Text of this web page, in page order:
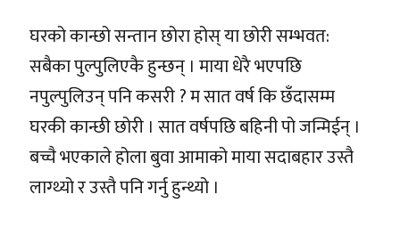
घरको कान्छो सन्तान छोरा होस् या छोरी सम्भवत:
सबैका पुल्पुलिएकै हुन्छन् । माया धेरै भएपछि
नपुल्पुलिउन् पनि कसरी ? म सात वर्ष कि छँदासम्म
घरकी कान्छी छोरी । सात वर्षपछि बहिनी पो जन्मिईन् ।
बच्चै भएकाले होला बुवा आमाको माया सदाबहार उस्तै
लाग्थ्यो र उस्तै पनि गर्नु हुन्थ्यो ।